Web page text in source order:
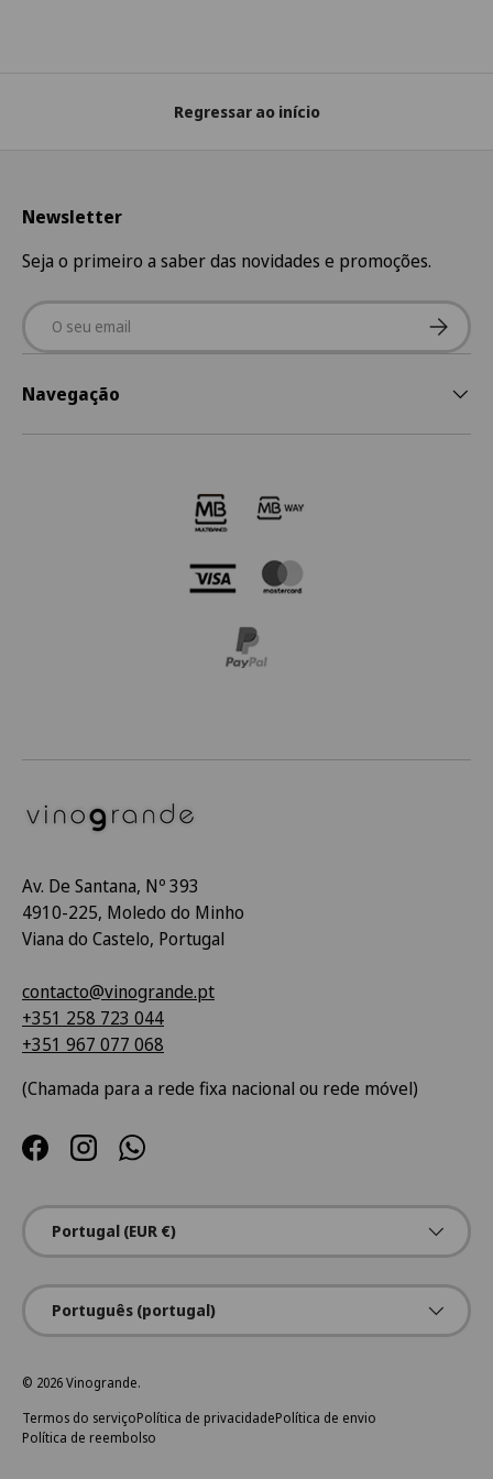
Regressar ao início
Newsletter
Seja o primeiro a saber das novidades e promoções.
Email
Navegação
Av. De Santana, Nº 393
4910-225, Moledo do Minho
Viana do Castelo, Portugal
contacto@vinogrande.pt
+351 258 723 044
+351 967 077 068
(Chamada para a rede fixa nacional ou rede móvel)
FacebookInstagramWhatsApp
País/Região
Portugal (EUR €)
Idioma
Português (portugal)
© 2026Vinogrande.
Termos do serviçoPolítica de privacidadePolítica de envio
Política de reembolso